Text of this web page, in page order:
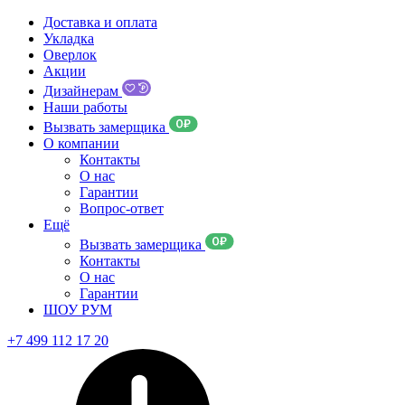
Доставка и оплата
Укладка
Оверлок
Акции
Дизайнерам
Наши работы
Вызвать замерщика
О компании
Контакты
О нас
Гарантии
Вопрос-ответ
Ещё
Вызвать замерщика
Контакты
О нас
Гарантии
ШОУ РУМ
+7 499 112 17 20